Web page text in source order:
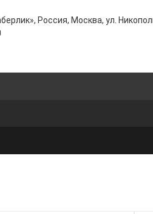
Россия, Москва, ул.